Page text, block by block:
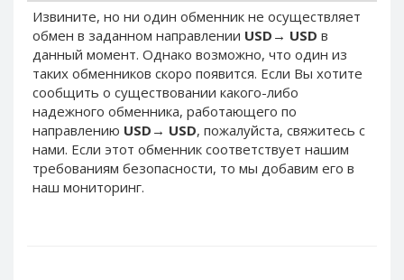
Извините, но ни один обменник не осуществляет
обмен в заданном направлении USD → USD в
данный момент. Однако возможно, что один из
таких обменников скоро появится. Если Вы хотите
сообщить о существовании какого-либо
надежного обменника, работающего по
направлению USD → USD, пожалуйста, свяжитесь с
нами. Если этот обменник соответствует нашим
требованиям безопасности, то мы добавим его в
наш мониторинг.
PayPal SGD
PayPal SEK
PayPal CHF
PayPal MYR
Webmoney WMZ
Webmoney WMR
Webmoney WME
Webmoney WMU
PayPal SEK
PayPal CHF
PayPal MYR
Webmoney WMZ
Webmoney WMR
Webmoney WME